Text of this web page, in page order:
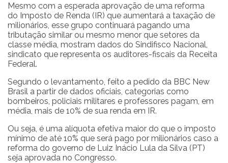
Mesmo com a esperada aprovação de uma reforma
do Imposto de Renda (IR) que aumentará a taxação de
milionários, esse grupo continuará pagando uma
tributação similar ou mesmo menor que setores da
classe média, mostram dados do Sindifisco Nacional,
sindicato que representa os auditores-fiscais da Receita
Federal.
Segundo o levantamento, feito a pedido da BBC New
Brasil a partir de dados oficiais, categorias como
bombeiros, policiais militares e professores pagam, em
média, mais de 10% de sua renda em IR.
Ou seja, é uma alíquota efetiva maior do que o imposto
mínimo de até 10% que será pago por milionários caso a
reforma do governo de Luiz Inácio Lula da Silva (PT)
seja aprovada no Congresso.